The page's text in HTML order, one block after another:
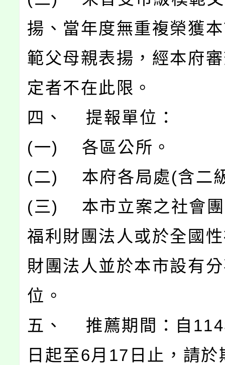
揚、當年度無重複榮獲
範父母親表揚，經本府
定者不在此限。
四、 提報單位：
(一) 各區公所。
(二) 本府各局處(含二
(三) 本市立案之社會團
福利財團法人或於全國
財團法人並於本市設有
位。
五、 推薦期間：自
日起至6月17日止，請於